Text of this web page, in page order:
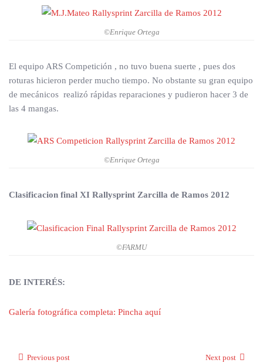
©Enrique Ortega
El equipo ARS Competición , no tuvo buena suerte , pues dos
roturas hicieron perder mucho tiempo. No obstante su gran equipo
de mecánicos realizó rápidas reparaciones y pudieron hacer 3 de
las 4 mangas.
©Enrique Ortega
Clasificacion final XI Rallysprint Zarcilla de Ramos 2012
©FARMU
DE INTERÉS:
Galería fotográfica completa: Pincha aquí
Previous post Next post